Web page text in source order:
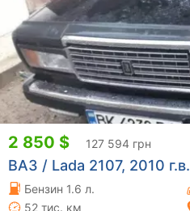
2 850 $ 127 594 грн
ВАЗ / Lada 2107, 2010 г.в.
Бензин 1.6 л.
52 тис. км